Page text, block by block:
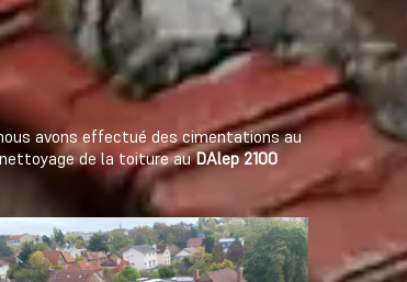
avons effectué des cimentations au
de la toiture auDAlep 2100